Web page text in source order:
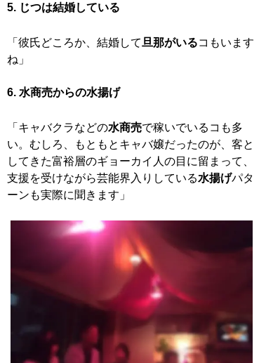
5. じつは結婚している
「彼氏どころか、結婚して旦那がいるコもいます
ね」
6. 水商売からの水揚げ
「キャバクラなどの水商売で稼いでいるコも多
い。むしろ、もともとキャバ嬢だったのが、客と
してきた富裕層のギョーカイ人の目に留まって、
支援を受けながら芸能界入りしている水揚げパタ
ーンも実際に聞きます」